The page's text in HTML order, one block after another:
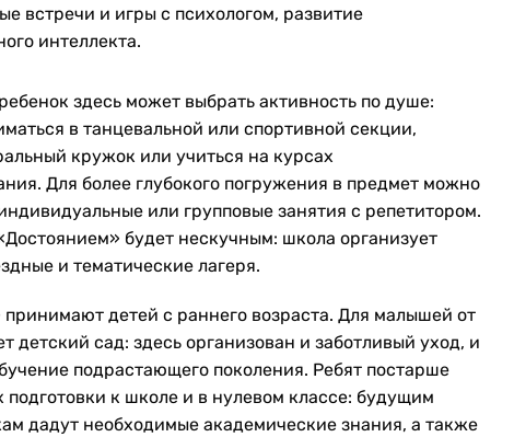
встречи и игры с психологом, развитие
интеллекта.
здесь может выбрать активность по душе:
в танцевальной или спортивной секции,
кружок или учиться на курсах
Для более глубокого погружения в предмет можно
или групповые занятия с репетитором.
будет нескучным: школа организует
и тематические лагеря.
детей с раннего возраста. Для малышей от
детский сад: здесь организован и заботливый уход, и
подрастающего поколения. Ребят постарше
подготовки к школе и в нулевом классе: будущим
дадут необходимые академические знания, а также